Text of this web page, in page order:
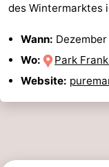
des Wintermarktes
Wann: Dezember
Wo:
Park
Website: